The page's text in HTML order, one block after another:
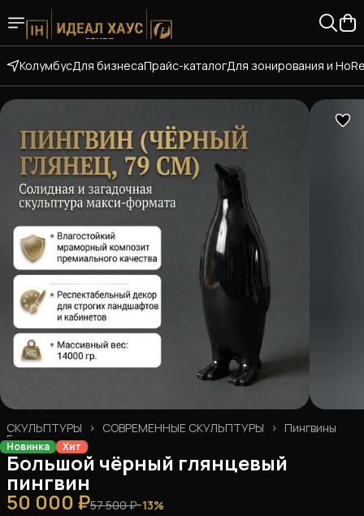
КолумбусДля бизнесаПрайс-каталогДля зонирования и
Пингвины
СОВРЕМЕННЫЕ СКУЛЬПТУРЫ ›
СКУЛЬПТУРЫ ›
Главная ›
Новинка Хит
Большой чёрный глянцевый
пингвин
50 000 ₽57 500 ₽−13%